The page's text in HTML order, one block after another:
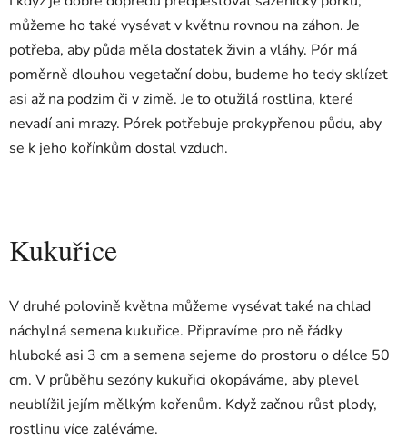
můžeme ho také vysévat v květnu rovnou na záhon. Je
potřeba, aby půda měla dostatek živin a vláhy. Pór má
poměrně dlouhou vegetační dobu, budeme ho tedy sklízet
asi až na podzim či v zimě. Je to otužilá rostlina, které
nevadí ani mrazy. Pórek potřebuje prokypřenou půdu, aby
se k jeho kořínkům dostal vzduch.
Kukuřice
V druhé polovině května můžeme vysévat také na chlad
náchylná semena kukuřice. Připravíme pro ně řádky
hluboké asi 3 cm a semena sejeme do prostoru o délce 50
cm. V průběhu sezóny kukuřici okopáváme, aby plevel
neublížil jejím mělkým kořenům. Když začnou růst plody,
rostlinu více zaléváme.